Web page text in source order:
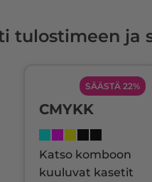
tulostimeen ja
SÄÄSTÄ 22%
CMYKK
Katso komboon
kuuluvat kasetit